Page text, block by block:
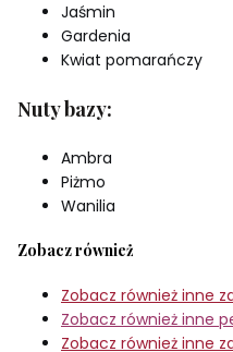
Jaśmin
Gardenia
Kwiat pomarańczy
Nuty bazy:
Ambra
Piżmo
Wanilia
Zobacz również
Zobacz również inne
Zobacz również inne
Zobacz również inne